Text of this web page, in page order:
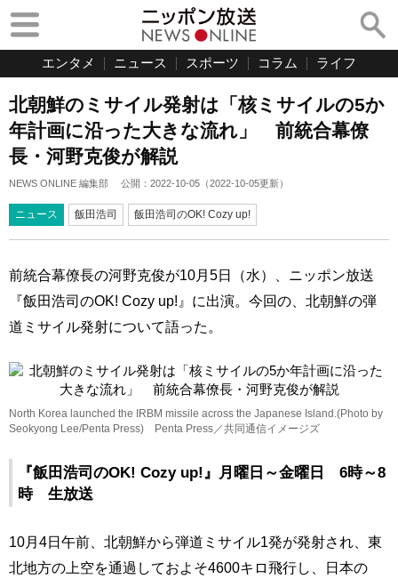
エンタメ ニュース スポーツ コラム ライフ
北朝鮮のミサイル発射は「核ミサイルの5か
年計画に沿った大きな流れ」 前統合幕僚
長・河野克俊が解説
NEWS ONLINE 編集部 公開： 2022-10-05 （2022-10-05更新）
ニュース 飯田浩司 飯田浩司のOK! Cozy up!
前統合幕僚長の河野克俊が10月5日（水）、ニッポン放送
『飯田浩司のOK! Cozy up!』に出演。今回の、北朝鮮の弾
道ミサイル発射について語った。
North Korea launched the IRBM missile across the Japanese Island.(Photo by
Seokyong Lee/Penta Press) Penta Press／共同通信イメージズ
『飯田浩司のOK! Cozy up!』月曜日～金曜日 6時～8
時 生放送
10月4日午前、北朝鮮から弾道ミサイル1発が発射され、東
北地方の上空を通過しておよそ4600キロ飛行し、日本の